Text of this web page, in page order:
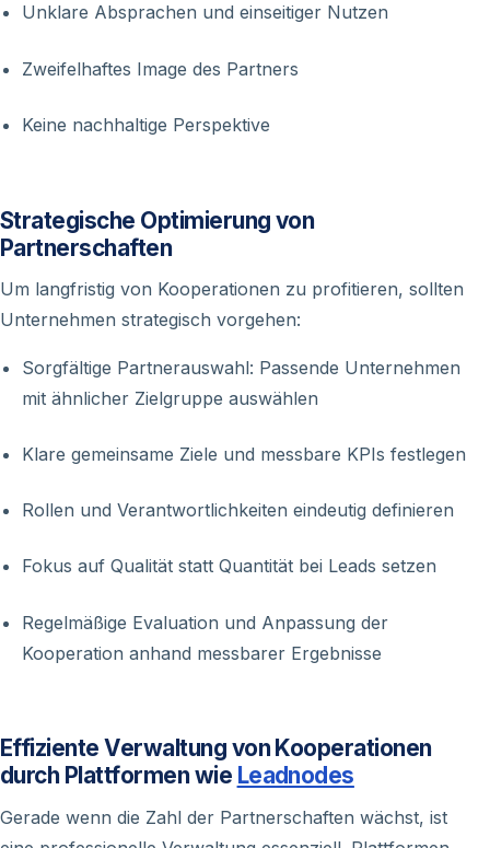
Unklare Absprachen und einseitiger Nutzen
Zweifelhaftes Image des Partners
Keine nachhaltige Perspektive
Strategische Optimierung von
Partnerschaften
Um langfristig von Kooperationen zu profitieren, sollten
Unternehmen strategisch vorgehen:
Sorgfältige Partnerauswahl: Passende Unternehmen
mit ähnlicher Zielgruppe auswählen
Klare gemeinsame Ziele und messbare KPIs festlegen
Rollen und Verantwortlichkeiten eindeutig definieren
Fokus auf Qualität statt Quantität bei Leads setzen
Regelmäßige Evaluation und Anpassung der
Kooperation anhand messbarer Ergebnisse
Effiziente Verwaltung von Kooperationen
durch Plattformen wie Leadnodes
Gerade wenn die Zahl der Partnerschaften wächst, ist